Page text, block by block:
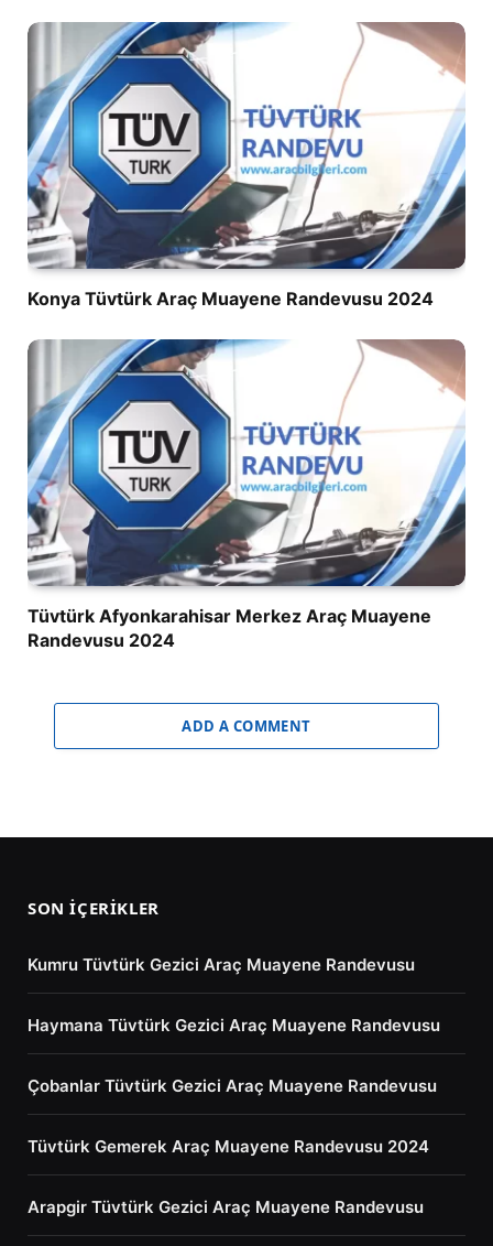
Konya Tüvtürk Araç Muayene Randevusu 2024
Tüvtürk Afyonkarahisar Merkez Araç Muayene
Randevusu 2024
ADD A COMMENT
SON İÇERIKLER
Kumru Tüvtürk Gezici Araç Muayene Randevusu
Haymana Tüvtürk Gezici Araç Muayene Randevusu
Çobanlar Tüvtürk Gezici Araç Muayene Randevusu
Tüvtürk Gemerek Araç Muayene Randevusu 2024
Arapgir Tüvtürk Gezici Araç Muayene Randevusu